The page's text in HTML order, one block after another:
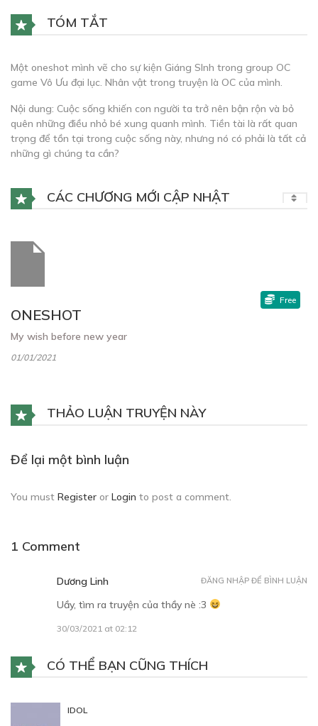
TÓM TẮT
Một oneshot mình vẽ cho sự kiện Giáng SInh trong group OC
game Vô Ưu đại lục. Nhân vật trong truyện là OC của mình.
Nội dung: Cuộc sống khiến con người ta trở nên bận rộn và bỏ
quên những điều nhỏ bé xung quanh mình. Tiền tài là rất quan
trọng để tồn tại trong cuộc sống này, nhưng nó có phải là tất cả
những gì chúng ta cần?
CÁC CHƯƠNG MỚI CẬP NHẬT
ONESHOT
My wish before new year
01/01/2021
Free
THẢO LUẬN TRUYỆN NÀY
Để lại một bình luận
You must Register or Login to post a comment.
1 Comment
Dương Linh
Uầy, tìm ra truyện của thầy nè :3
30/03/2021 at 02:12
ĐĂNG NHẬP ĐỂ BÌNH LUẬN
CÓ THỂ BẠN CŨNG THÍCH
IDOL